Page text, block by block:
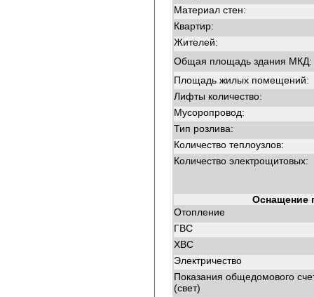
Материал стен:
Квартир:
Жителей:
Общая площадь здания МКД:
Площадь жилых помещений:
Лифты количество:
Мусоропровод:
Тип розлива:
Количество теплоузлов:
Количество электрощитовых:
Оснащение
Отопление
ГВС
ХВС
Электричество
Показания общедомового
(свет)